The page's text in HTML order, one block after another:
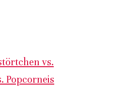
vs.
Popcorneis